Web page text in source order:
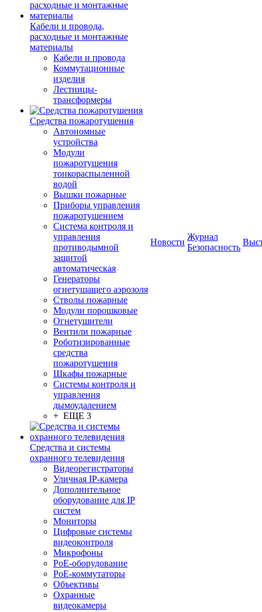
Кабели и провода,
расходные и монтажные
материалы
Кабели и провода
Коммутационные
изделия
Лестницы-
трансформеры
Средства пожаротушения
Автономные
устройства
Модули
пожаротушения
тонкораспыленной
водой
Вышки пожарные
Приборы управления
пожаротушением
Система контроля и
управления
противодымной
защитой
автоматическая
Генераторы
огнетушащего аэрозоля
Стволы пожарные
Модули порошковые
Огнетушители
Вентили пожарные
Роботизированные
средства
пожаротушения
Шкафы пожарные
Системы контроля и
управления
дымоудалением
+ ЕЩЕ 3
Средства и системы
охранного телевидения
Видеорегистраторы
Уличная IP-камера
Дополнительное
оборудование для IP
систем
Мониторы
Цифровые системы
видеоконтроля
Микрофоны
PoE-оборудование
PoE-коммутаторы
Объективы
Охранные
видеокамеры
Новости
Журнал
Безопасность